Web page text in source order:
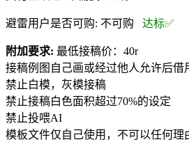
避雷用户是否可购: 不可购 达标✅
附加要求: 最低接稿价：40r
接稿例图自己画或经过他人允许后借
禁止白模，灰模接稿
禁止接稿白色面积超过70%的设定
禁止投喂AI
模板文件仅自己使用，不可以任何理